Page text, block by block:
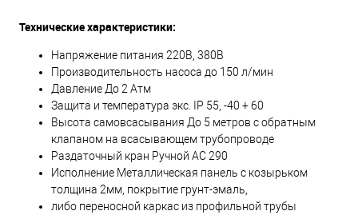
Технические характеристики:
Напряжение питания 220В, 380В
Производительность насоса до 150 л/мин
Давление До 2 Атм
Защита и температура экс. IP 55, -40 + 60
Высота самовсасывания До 5 метров с обратным
клапаном на всасывающем трубопроводе
Раздаточный кран Ручной АС 290
Исполнение Металлическая панель с козырьком
толщина 2мм, покрытие грунт-эмаль,
либо переносной каркас из профильной трубы